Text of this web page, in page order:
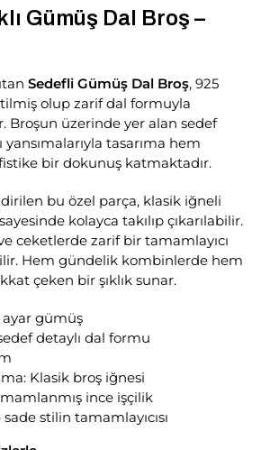
Gümüş Dal Broş –
Sedefli Gümüş Dal Broş, 925
olup zarif dal formuyla
Broşun üzerinde yer alan sedef
tasarıma hem
bir dokunuş katmaktadır.
bu özel parça, klasik iğneli
kolayca takılıp çıkarılabilir.
ceketlerde zarif bir tamamlayıcı
Hem gündelik kombinlerde hem
çeken bir şıklık sunar.
ayar gümüş
detaylı dal formu
Klasik broş iğnesi
ince işçilik
stilin tamamlayıcısı